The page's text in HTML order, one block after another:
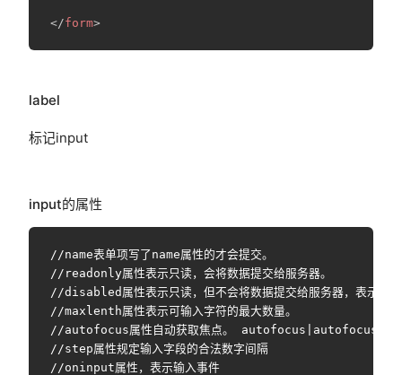
</form>
label
标记input
input的属性
//name表单项写了name属性的才会提交。
//readonly属性表示只读，会将数据提交给服务器。
//disabled属性表示只读，但不会将数据提交给服务器，表示禁
//maxlenth属性表示可输入字符的最大数量。
//autofocus属性自动获取焦点。
//step属性规定输入字段的合法数字间隔
//oninput属性，表示输入事件